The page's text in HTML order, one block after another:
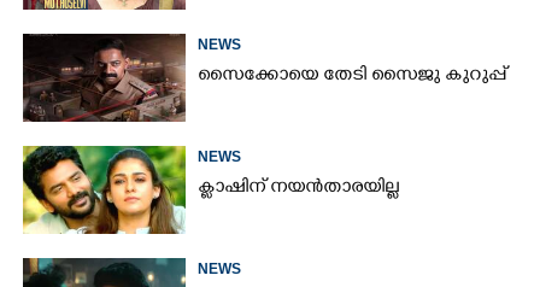
NEWS
സൈക്കോയെ തേടി സൈജു കുറുപ്പ്
NEWS
ക്ലാഷിന് നയൻതാരയില്ല
NEWS